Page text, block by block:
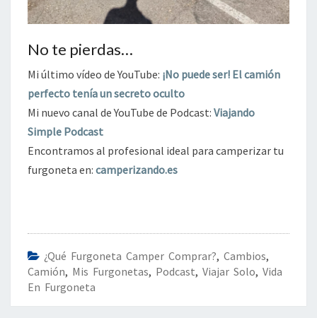
No te pierdas…
Mi último vídeo de YouTube: ¡No puede ser! El camión
perfecto tenía un secreto oculto
Mi nuevo canal de YouTube de Podcast: Viajando
Simple Podcast
Encontramos al profesional ideal para camperizar tu
furgoneta en: camperizando.es
¿Qué Furgoneta Camper Comprar?, Cambios,
Camión, Mis Furgonetas, Podcast, Viajar Solo, Vida
En Furgoneta